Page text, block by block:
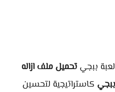
ببجي تحميل ملف ازاله
كاستراتيجية لتحسين